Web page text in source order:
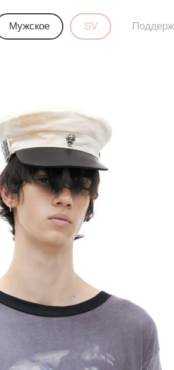
Мужское SV